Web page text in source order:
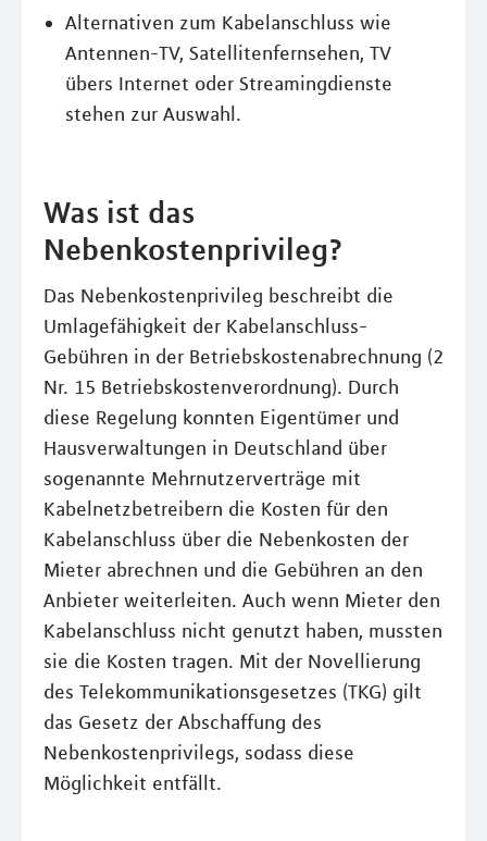
Alternativen zum Kabelanschluss wie
Antennen-TV, Satellitenfernsehen, TV
übers Internet oder Streamingdienste
stehen zur Auswahl.
Was ist das
Nebenkostenprivileg?
Das Nebenkostenprivileg beschreibt die
Umlagefähigkeit der Kabelanschluss-
Gebühren in der Betriebskostenabrechnung (2
Nr. 15 Betriebskostenverordnung). Durch
diese Regelung konnten Eigentümer und
Hausverwaltungen in Deutschland über
sogenannte Mehrnutzerverträge mit
Kabelnetzbetreibern die Kosten für den
Kabelanschluss über die Nebenkosten der
Mieter abrechnen und die Gebühren an den
Anbieter weiterleiten. Auch wenn Mieter den
Kabelanschluss nicht genutzt haben, mussten
sie die Kosten tragen. Mit der Novellierung
des Telekommunikationsgesetzes (TKG) gilt
das Gesetz der Abschaffung des
Nebenkostenprivilegs, sodass diese
Möglichkeit entfällt.